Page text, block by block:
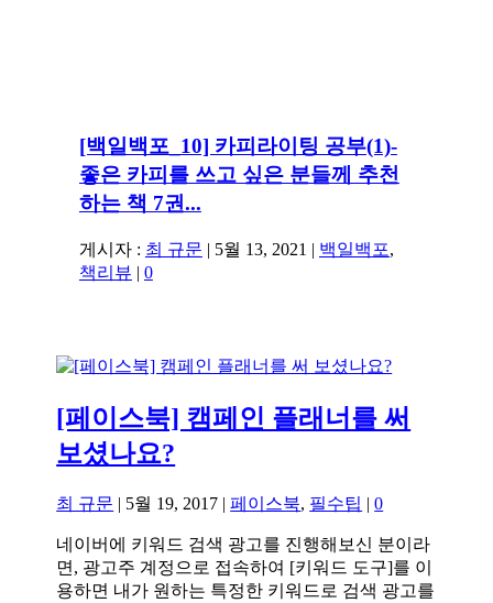
[백일백포_10] 카피라이팅 공부(1)-
좋은 카피를 쓰고 싶은 분들께 추천
하는 책 7권...
게시자 : 최 규문 | 5월 13, 2021 | 백일백포,
책리뷰 | 0
[페이스북] 캠페인 플래너를 써
보셨나요?
최 규문 | 5월 19, 2017 |페이스북, 필수팁 |0
네이버에 키워드 검색 광고를 진행해보신 분이라
면, 광고주 계정으로 접속하여 [키워드 도구]를 이
용하면 내가 원하는 특정한 키워드로 검색 광고를